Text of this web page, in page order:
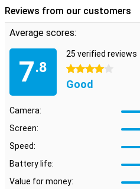
Reviews from our customers
Average scores:
7.8
25 verified reviews
4 stars
Good
Camera:
Screen:
Speed:
Battery life:
Value for money: